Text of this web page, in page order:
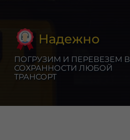
Надежно
ПОГРУЗИМ И ПЕРЕВЕЗЕМ В
СОХРАННОСТИ ЛЮБОЙ
ТРАНСОРТ